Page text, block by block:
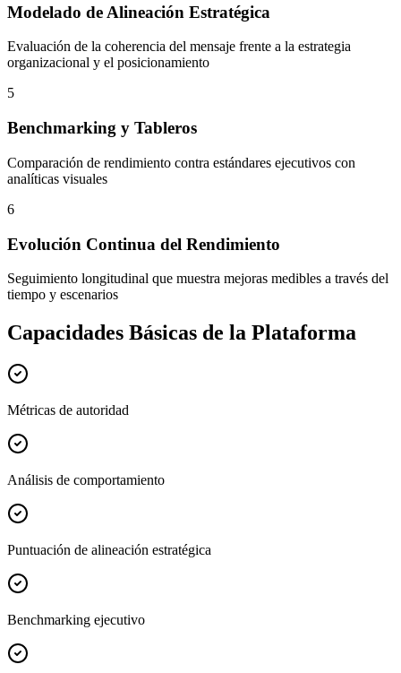
Modelado de Alineación Estratégica
Evaluación de la coherencia del mensaje frente a la estrategia
organizacional y el posicionamiento
5
Benchmarking y Tableros
Comparación de rendimiento contra estándares ejecutivos con
analíticas visuales
6
Evolución Continua del Rendimiento
Seguimiento longitudinal que muestra mejoras medibles a través del
tiempo y escenarios
Capacidades Básicas de la Plataforma
Métricas de autoridad
Análisis de comportamiento
Puntuación de alineación estratégica
Benchmarking ejecutivo